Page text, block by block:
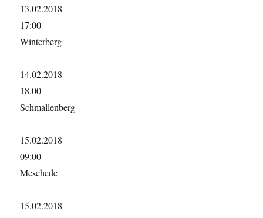
13.02.2018
17:00
Winterberg
14.02.2018
18.00
Schmallenberg
15.02.2018
09:00
Meschede
15.02.2018